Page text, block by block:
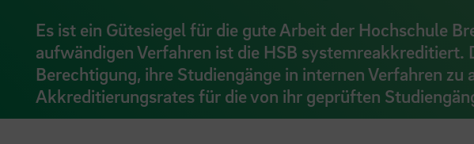
Es ist ein Gütesiegel für die gute Arbeit der Hochschule
aufwändigen Verfahren ist die HSB
Berechtigung, ihre Studiengänge in internen Verfahren zu
Akkreditierungsrates für die von ihr geprüften